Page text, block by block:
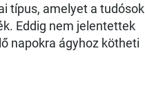
típus, amelyet a tudósok
Eddig nem jelentettek
napokra ágyhoz kötheti